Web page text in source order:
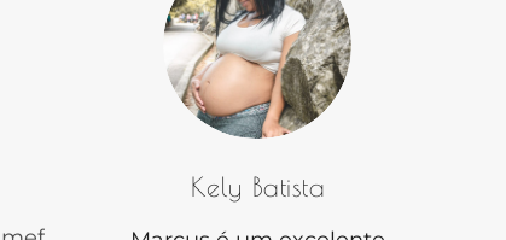
Kely Batista